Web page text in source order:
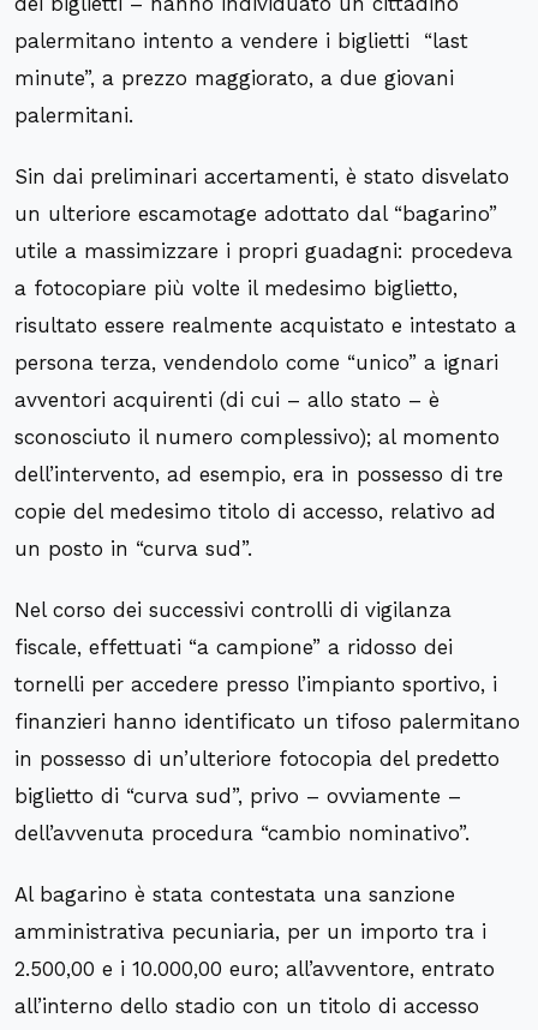
palermitano intento a vendere i biglietti “last
minute”, a prezzo maggiorato, a due giovani
palermitani.
Sin dai preliminari accertamenti, è stato disvelato
un ulteriore escamotage adottato dal “bagarino”
utile a massimizzare i propri guadagni: procedeva
a fotocopiare più volte il medesimo biglietto,
risultato essere realmente acquistato e intestato a
persona terza, vendendolo come “unico” a ignari
avventori acquirenti (di cui – allo stato – è
sconosciuto il numero complessivo); al momento
dell’intervento, ad esempio, era in possesso di tre
copie del medesimo titolo di accesso, relativo ad
un posto in “curva sud”.
Nel corso dei successivi controlli di vigilanza
fiscale, effettuati “a campione” a ridosso dei
tornelli per accedere presso l’impianto sportivo, i
finanzieri hanno identificato un tifoso palermitano
in possesso di un’ulteriore fotocopia del predetto
biglietto di “curva sud”, privo – ovviamente –
dell’avvenuta procedura “cambio nominativo”.
Al bagarino è stata contestata una sanzione
amministrativa pecuniaria, per un importo tra i
2.500,00 e i 10.000,00 euro; all’avventore, entrato
all’interno dello stadio con un titolo di accesso